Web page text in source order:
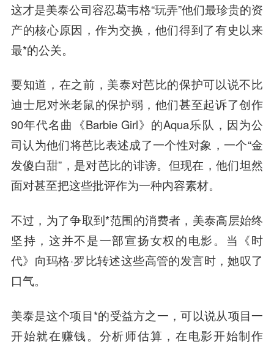
这才是美泰公司容忍葛韦格“玩弄”他们最珍贵的资
产的核心原因，作为交换，他们得到了有史以来
最*的公关。
要知道，在之前，美泰对芭比的保护可以说不比
迪士尼对米老鼠的保护弱，他们甚至起诉了创作
90年代名曲《Barbie Girl》的Aqua乐队，因为公
司认为他们将芭比表述成了一个性对象，一个“金
发傻白甜”，是对芭比的诽谤。但现在，他们坦然
面对甚至把这些批评作为一种内容素材。
不过，为了争取到*范围的消费者，美泰高层始终
坚持，这并不是一部宣扬女权的电影。当《时
代》向玛格·罗比转述这些高管的发言时，她叹了
口气。
美泰是这个项目*的受益方之一，可以说从项目一
开始就在赚钱。分析师估算，在电影开始制作